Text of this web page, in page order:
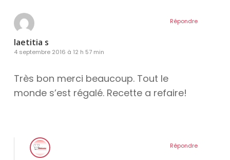
laetitia s
4 septembre 2016 à 12 h 57 min
Très bon merci beaucoup. Tout le
monde s’est régalé. Recette a refaire!
Répondre
Répondre